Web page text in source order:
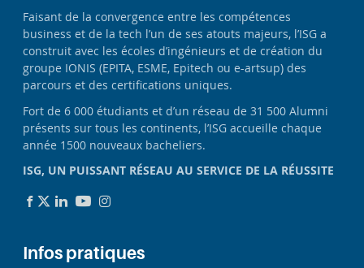
Faisant de la convergence entre les compétences
business et de la tech l’un de ses atouts majeurs, l’ISG a
construit avec les écoles d’ingénieurs et de création du
groupe IONIS (EPITA, ESME, Epitech ou e-artsup) des
parcours et des certifications uniques.
Fort de 6 000 étudiants et d’un réseau de 31 500 Alumni
présents sur tous les continents, l’ISG accueille chaque
année 1500 nouveaux bacheliers.
ISG, UN PUISSANT RÉSEAU AU SERVICE DE LA RÉUSSITE
Infos pratiques